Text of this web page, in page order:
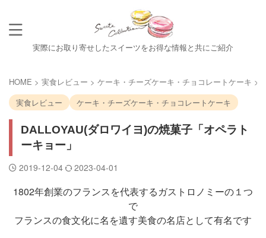
実際にお取り寄せしたスイーツをお得な情報と共にご紹介
HOME > 実食レビュー > ケーキ・チーズケーキ・チョコレートケーキ >
実食レビュー
ケーキ・チーズケーキ・チョコレートケーキ
DALLOYAU(ダロワイヨ)の焼菓子「オペラト
ーキョー」
2019-12-04 2023-04-01
1802年創業のフランスを代表するガストロノミーの１つ
で
フランスの食文化に名を遺す美食の名店として有名です